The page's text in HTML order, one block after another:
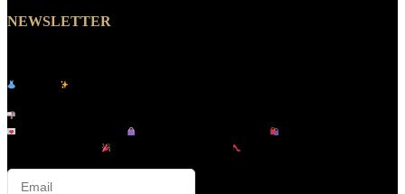
NEWSLETTER
Le site
Inscrivez-vous à notre newsletter et recevez :
Offres exclusives |
Nouveautés tendance | Lancements en
Promotions privées |